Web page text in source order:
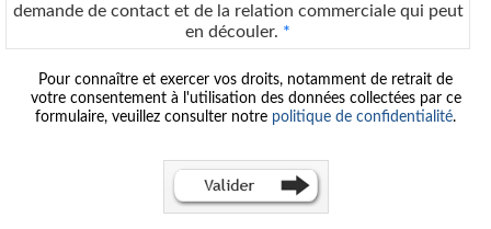
demande de contact et de la relation commerciale qui peut
en découler. *
Pour connaître et exercer vos droits, notamment de retrait de
votre consentement à l'utilisation des données collectées par ce
formulaire, veuillez consulter notre politique de confidentialité.